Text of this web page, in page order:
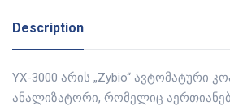
Description
YX-3000 არის „Zybio“ ავტომატური
ანალიზატორი, რომელიც